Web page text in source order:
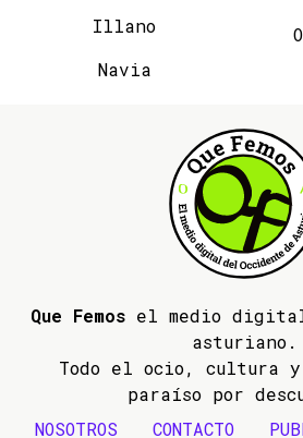
Illano
Navia
Que Femos el medio
asturiano.
Todo el ocio, cultura
paraíso por
NOSOTROS
CONTACTO